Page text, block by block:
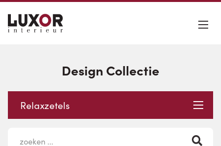
Design Collectie
Relaxzetels